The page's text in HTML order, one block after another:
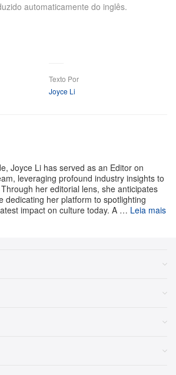
trailer repleto de gore de
do estúdio, o próximo filme de
completo o clássico conto de 1883
perturbadora para se tornar um
se resume a “órgãos e afins”,
uma sangrenta matança ao estilo
pele, intestinos e outras partes do
de respeito dentro do
ferozmente obsessivo e
Waterfield, a produção se afasta
automaticamente do inglês.
Texto Por
Joyce Li
Joyce Li has served as an Editor on
leveraging profound industry insights to
her editorial lens, she anticipates
dedicating her platform to spotlighting
impact on culture today. A … Leia mais